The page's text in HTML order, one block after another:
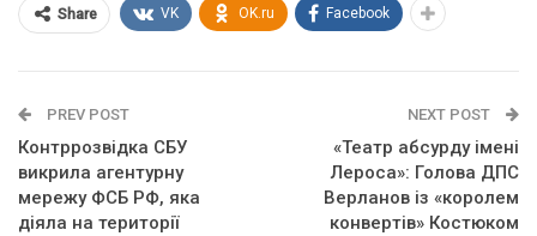
Share VK OK.ru Facebook
PREV POST
Контррозвідка СБУ
викрила агентурну
мережу ФСБ РФ, яка
діяла на території
NEXT POST
«Театр абсурду імені
Лероса»: Голова ДПС
Верланов із «королем
конвертів» Костюком